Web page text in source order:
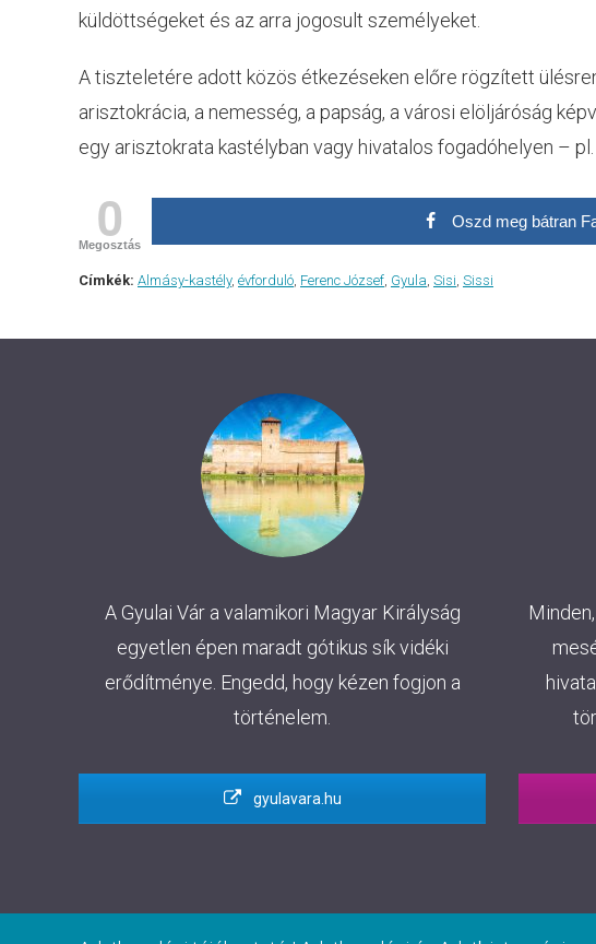
küldöttségeket és az arra jogosult személyeket.
A tiszteletére adott közös étkezéseken előre rögzített
arisztokrácia, a nemesség, a papság, a városi elöljáróság
egy arisztokrata kastélyban vagy hivatalos fogadóhelyen –
0
Megosztás
Oszd meg bátran
Címkék: Almásy-kastély, évforduló, Ferenc József, Gyula, Sisi, Sissi
A Gyulai Vár a valamikori Magyar Királyság
egyetlen épen maradt gótikus sík vidéki
erődítménye. Engedd, hogy kézen fogjon a
történelem.
gyulavara.hu